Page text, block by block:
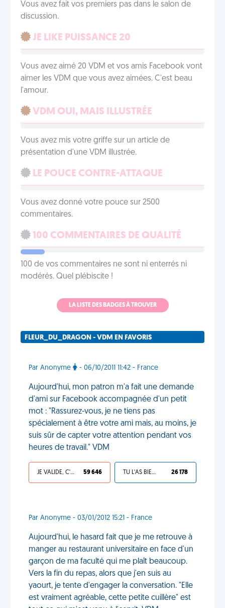
Vous avez fait vos premiers pas dans le salon de
discussion.
JE LIKE PUISSANCE 20
Vous avez aimé 20 VDM et vos amis Facebook vont
aimer les VDM que vous avez aimées. C'est beau
l'amour.
VDM OUI, MAIS ILLUSTRÉE
Vous avez mis votre griffe sur un article de
présentation d'une VDM illustrée.
LE POUCE CONTRE-ATTAQUE
Vous avez donné votre pouce sur 2500
commentaires.
100 COMMENTAIRES DE QUALITÉ
100 de vos commentaires ne sont ni enterrés ni
modérés. Quel plébiscite !
LA LISTE DES BADGES À TROUVER
FLEUR_DU_DRAGON - VDM EN FAVORIS
Par Anonyme - 06/10/2011 11:42 - France
Aujourd'hui, mon patron m'a fait une demande
d'ami sur Facebook accompagnée d'un petit
mot : "Rassurez-vous, je ne tiens pas
spécialement à être votre ami mais, au moins, je
suis sûr de capter votre attention pendant vos
heures de travail." VDM
JE VALIDE, C'EST UNE VDM 59 646 TU L'AS BIEN MÉRITÉ 26 178
Par Anonyme - 03/01/2012 15:21 - France
Aujourd'hui, le hasard fait que je me retrouve à
manger au restaurant universitaire en face d'un
garçon de ma faculté qui me plaît beaucoup.
Vers la fin du repas, alors que j'en suis au
yaourt, je tente d'engager la conversation. "Elle
est vraiment agréable, cette petite cuillère" est